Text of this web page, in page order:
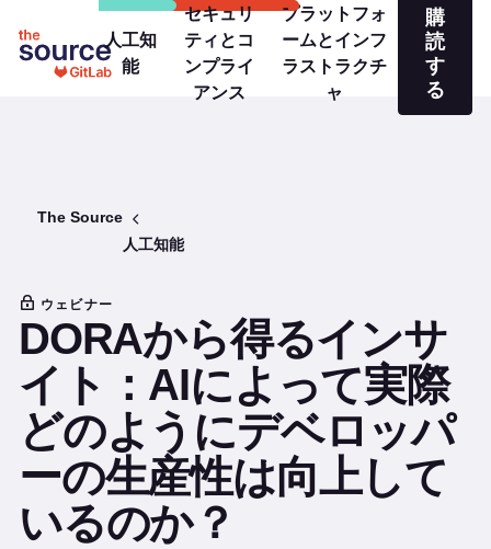
人工知
能
セキュリ
ティとコ
ンプライ
アンス
プラットフォ
ームとインフ
ラストラクチ
ャ
購
読
す
る
The Source
人工知能
ウェビナー
DORAから得るインサ
イト：AIによって実際
どのようにデベロッパ
ーの生産性は向上して
いるのか？